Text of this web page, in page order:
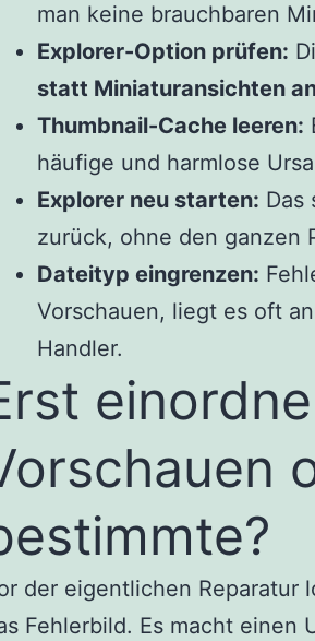
man keine brauchbaren
Explorer-Option prüfen:
statt Miniaturansichten
Thumbnail-Cache leeren:
häufige und harmlose
Explorer neu starten: Das
zurück, ohne den ganzen
Dateityp eingrenzen:
Vorschauen, liegt es oft
Handler.
der eigentlichen Reparatur
Fehlerbild. Es macht einen